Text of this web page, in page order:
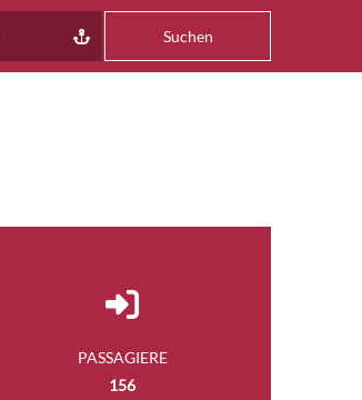
Suchen
PASSAGIERE
156